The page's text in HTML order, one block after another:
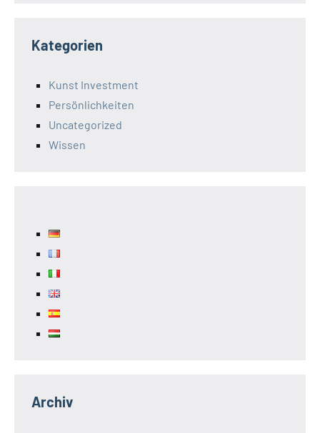
Kategorien
Kunst Investment
Persönlichkeiten
Uncategorized
Wissen
Archiv